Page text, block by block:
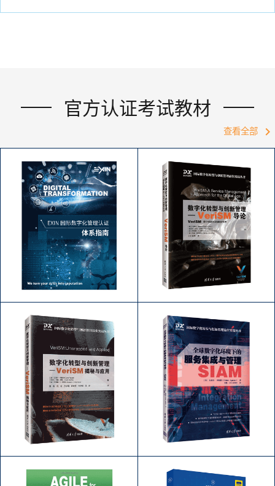
官方认证考试教材
查看全部 keyboard_arrow_right
EXIN 认证体系指南
作者：EXIN
下载
VeriSM 导论
作者：CIO创享